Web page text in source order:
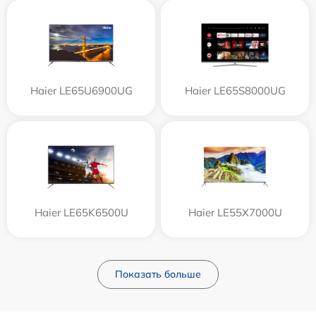
Haier LE65U6900UG Haier LE65S8000UG
Haier LE65K6500U Haier LE55X7000U
Показать больше